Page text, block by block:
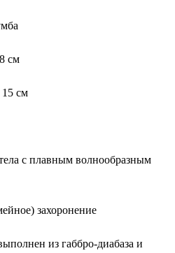
см
см
с плавным волнообразным
захоронение
из габбро-диабаза и